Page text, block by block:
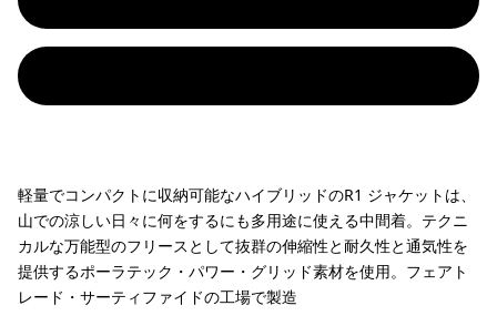
軽量でコンパクトに収納可能なハイブリッドのR1 ジャケットは、
山での涼しい日々に何をするにも多用途に使える中間着。テクニ
カルな万能型のフリースとして抜群の伸縮性と耐久性と通気性を
提供するポーラテック・パワー・グリッド素材を使用。フェアト
レード・サーティファイドの工場で製造